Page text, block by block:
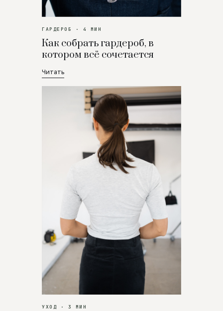
ГАРДЕРОБ · 4 МИН
Как собрать гардероб, в
котором всё сочетается
Читать
УХОД · 3 МИН